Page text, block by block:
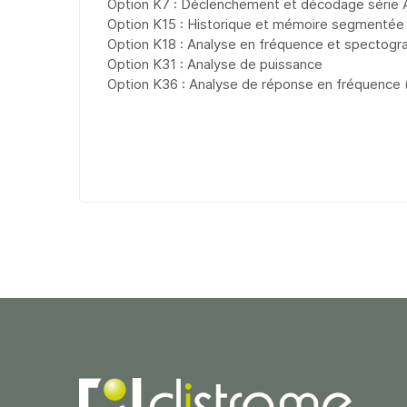
Option K7 : Déclenchement et décodage série
Option K15 : Historique et mémoire segmentée
Option K18 : Analyse en fréquence et
Option K31 : Analyse de puissance
Option K36 : Analyse de réponse en